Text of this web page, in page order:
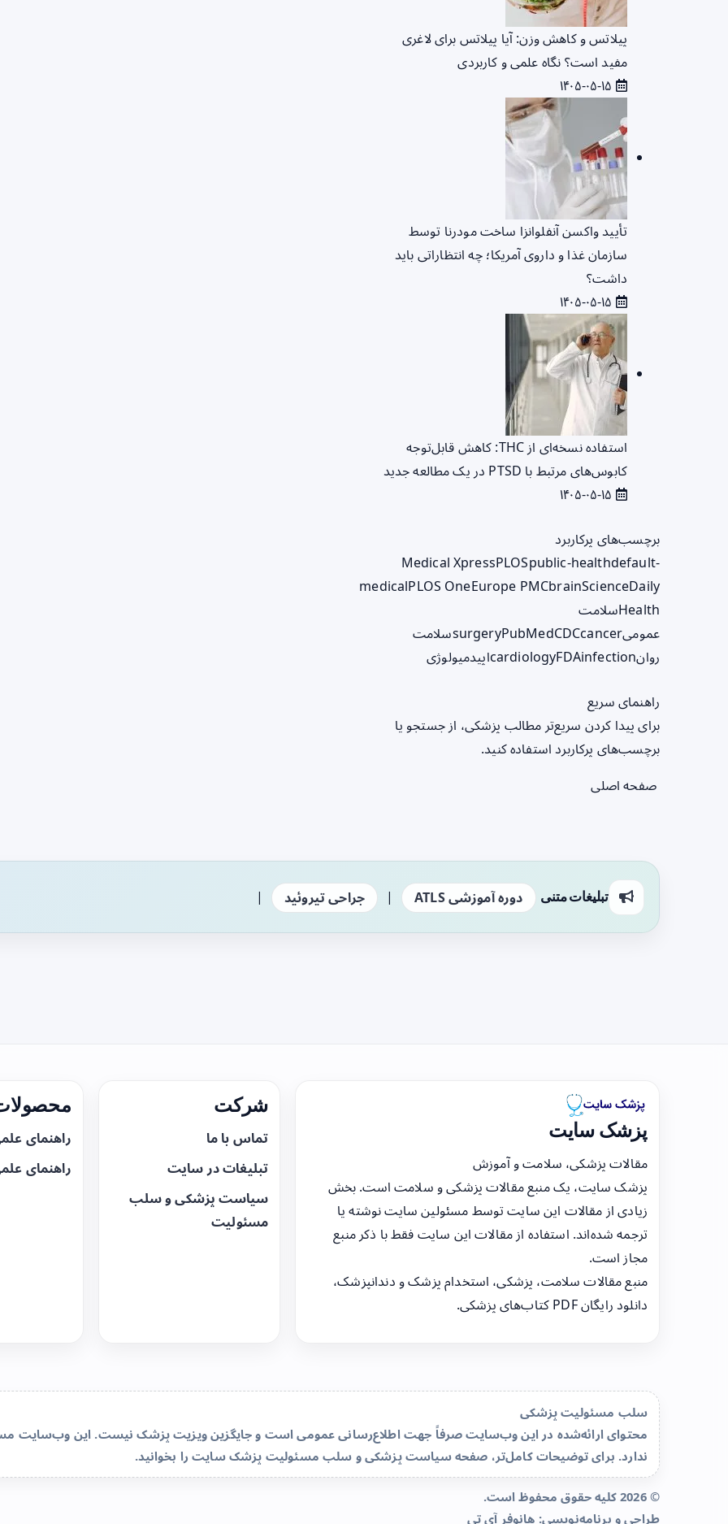
پیلاتس و کاهش وزن: آیا پیلاتس برای لاغری
مفید است؟ نگاه علمی و کاربردی
تأیید واکسن آنفلوانزا ساخت مودرنا توسط
سازمان غذا و داروی آمریکا؛ چه انتظاراتی باید
داشت؟
استفاده نسخه‌ای از THC: کاهش قابل‌توجه
کابوس‌های مرتبط با PTSD در یک مطالعه جدید
برچسب‌های پرکاربرد
Medical XpressPLOSpublic-healthdefault-
medicalPLOS OneEurope PMCbrainScienceDaily
Healthسلامت
عمومی
surgeryPubMedCDCcancer
سلامت
روان
cardiologyFDAinfection اپیدمیولوژی
راهنمای سریع
برای پیدا کردن سریع‌تر مطالب پزشکی، از جستجو یا
برچسب‌های پرکاربرد استفاده کنید.
صفحه اصلی
تبلیغات متنی دوره آموزشی ATLS | جراحی تیروئید |
پزشک سایت
مقالات پزشکی، سلامت و آموزش
پزشک سایت، یک منبع مقالات پزشکی و سلامت است. بخش
زیادی از مقالات این سایت توسط مسئولین سایت نوشته یا
ترجمه شده‌اند. استفاده از مقالات این سایت فقط با ذکر منبع
مجاز است.
منبع مقالات سلامت، پزشکی، استخدام پزشک و دندانپزشک،
دانلود رایگان PDF کتاب‌های پزشکی.
شرکت
تماس با ما
تبلیغات در سایت
سیاست پزشکی و سلب
مسئولیت
راهنمای
راهنمای
سلب مسئولیت پزشکی
محتوای ارائه‌شده در این وب‌سایت صرفاً جهت اطلاع‌رسانی عمومی است و جایگزین ویزیت پزشک نیست. این وب‌سایت
ندارد. برای توضیحات کامل‌تر، صفحهسیاست پزشکی و سلب مسئولیت پزشک سایترا بخوانید.
© 2026 کلیه حقوق محفوظ است.
طراحی و برنامه‌نویسی: هانوفر آی تی